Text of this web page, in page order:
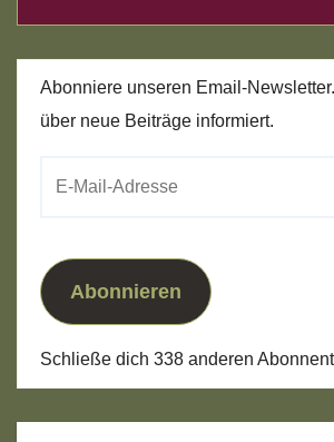
Abonniere unseren Email-
über neue Beiträge informiert.
Abonnieren
Schließe dich 338 anderen